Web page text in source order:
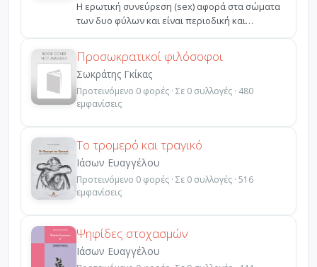
H ερωτική συνεύρεση (sex) αφορά στα σώματα
των δυο φύλων και είναι περιοδική και
παροδική, ενώ η αγά...
Προσωκρατικοί φιλόσοφοι
Σωκράτης Γκίκας
Προτεινόμενο 0 φορές · Σε 0 συλλογές · 480
εμφανίσεις
Το τρομερό και τραγικό
Ιάσων Ευαγγέλου
Προτεινόμενο 0 φορές · Σε 0 συλλογές · 516
εμφανίσεις
Ψηφίδες στοχασμών
Ιάσων Ευαγγέλου